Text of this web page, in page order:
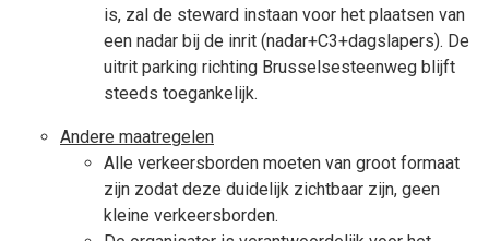
is, zal de steward instaan voor het plaatsen van
een nadar bij de inrit (nadar+C3+dagslapers). De
uitrit parking richting Brusselsesteenweg blijft
steeds toegankelijk.
Andere maatregelen
Alle verkeersborden moeten van groot formaat
zijn zodat deze duidelijk zichtbaar zijn, geen
kleine verkeersborden.